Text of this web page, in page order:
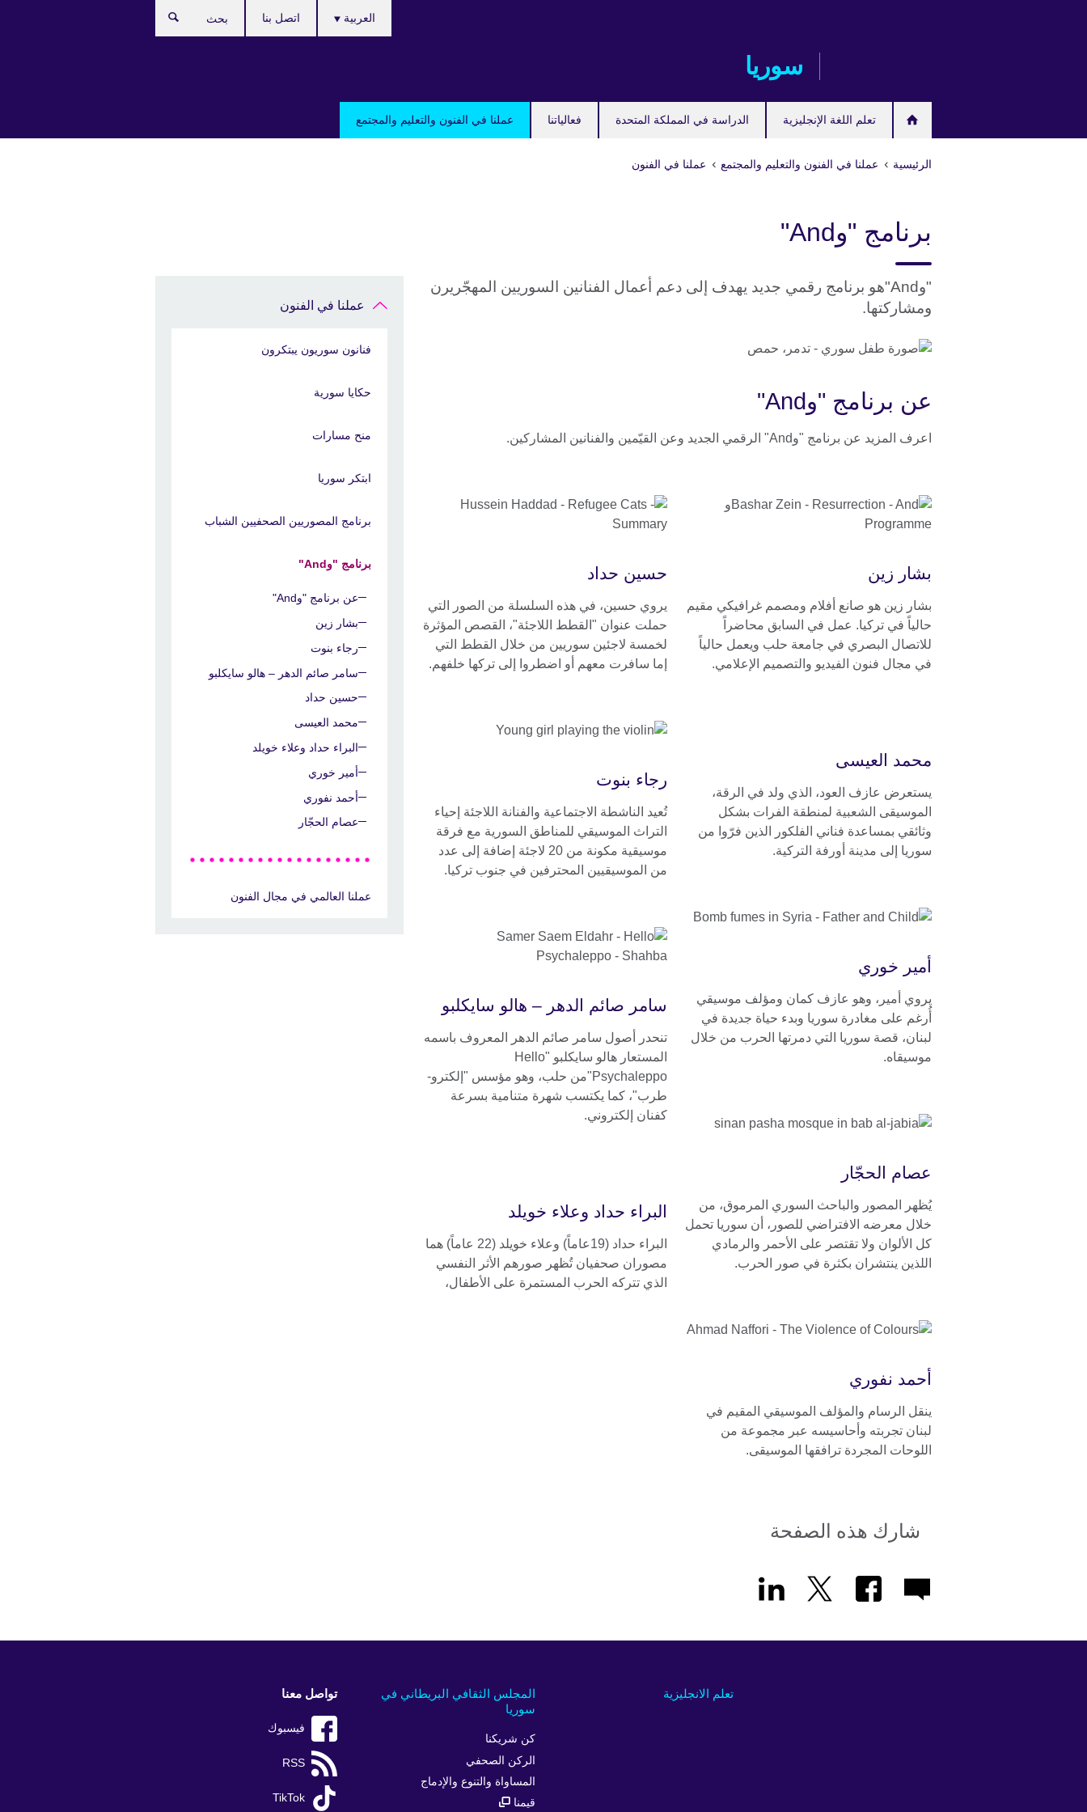
سوريا
تعلم اللغة الإنجليزية الدراسة في المملكة المتحدة فعالياتنا عملنا في الفنون والتعليم والمجتمع
العربية اتصل بنا
الرئيسية عملنا في الفنون والتعليم والمجتمع عملنا في الفنون
برنامج "وAnd"
"وAnd"هو برنامج رقمي جديد يهدف إلى دعم أعمال الفنانين السوريين المهجّريرن
ومشاركتها.
عن برنامج "وAnd"
اعرف المزيد عن برنامج "وAnd" الرقمي الجديد وعن القيّمين والفنانين المشاركين.
حسين حداد
يروي حسين، في هذه السلسلة من الصور التي
حملت عنوان "القطط اللاجئة"، القصص المؤثرة
لخمسة لاجئين سوريين من خلال القطط التي
إما سافرت معهم أو اضطروا إلى تركها خلفهم.
بشار زين
بشار زين هو صانع أفلام ومصمم غرافيكي مقيم
حالياً في تركيا. عمل في السابق محاضراً
للاتصال البصري في جامعة حلب ويعمل حالياً
في مجال فنون الفيديو والتصميم الإعلامي.
رجاء بنوت
تُعيد الناشطة الاجتماعية والفنانة اللاجئة إحياء
التراث الموسيقي للمناطق السورية مع فرقة
موسيقية مكونة من 20 لاجئة إضافة إلى عدد
من الموسيقيين المحترفين في جنوب تركيا.
محمد العيسى
يستعرض عازف العود، الذي ولد في الرقة،
الموسيقى الشعبية لمنطقة الفرات بشكل
وثائقي بمساعدة فناني الفلكور الذين فرّوا من
سوريا إلى مدينة أورفة التركية.
أمير خوري
يروي أمير، وهو عازف كمان ومؤلف موسيقي
أُرغم على مغادرة سوريا وبدء حياة جديدة في
لبنان، قصة سوريا التي دمرتها الحرب من خلال
موسيقاه.
سامر صائم الدهر – هالو سايكلبو
تنحدر أصول سامر صائم الدهر المعروف باسمه
المستعار هالو سايكلبو "Hello
Psychaleppo"من حلب، وهو مؤسس "إلكترو-
طرب"، كما يكتسب شهرة متنامية بسرعة
كفنان إلكتروني.
عصام الحجّار
يُظهر المصور والباحث السوري المرموق، من
خلال معرضه الافتراضي للصور، أن سوريا تحمل
كل الألوان ولا تقتصر على الأحمر والرمادي
اللذين ينتشران بكثرة في صور الحرب.
البراء حداد وعلاء خويلد
البراء حداد (19عاماً) وعلاء خويلد (22 عاماً) هما
مصوران صحفيان تُظهر صورهم الأثر النفسي
الذي تتركه الحرب المستمرة على الأطفال،
أحمد نفوري
ينقل الرسام والمؤلف الموسيقي المقيم في
لبنان تجربته وأحاسيسه عبر مجموعة من
اللوحات المجردة ترافقها الموسيقى.
شارك هذه الصفحة
عملنا في الفنون
فنانون سوريون يبتكرون
حكايا سورية
منح مسارات
ابتكر سوريا
برنامج المصوريين الصحفيين الشباب
برنامج "وAnd"
عن برنامج "وAnd"
بشار زين
رجاء بنوت
سامر صائم الدهر – هالو سايكلبو
حسين حداد
محمد العيسى
البراء حداد وعلاء خويلد
أمير خوري
أحمد نفوري
عصام الحجّار
عملنا العالمي في مجال الفنون
المجلس الثقافي البريطاني في
سوريا
كن شريكنا
الركن الصحفي
المساواة والتنوع والإدماج
قيمنا
تعلم الانجليزية تواصل معنا
فيسبوك
RSS
TikTok